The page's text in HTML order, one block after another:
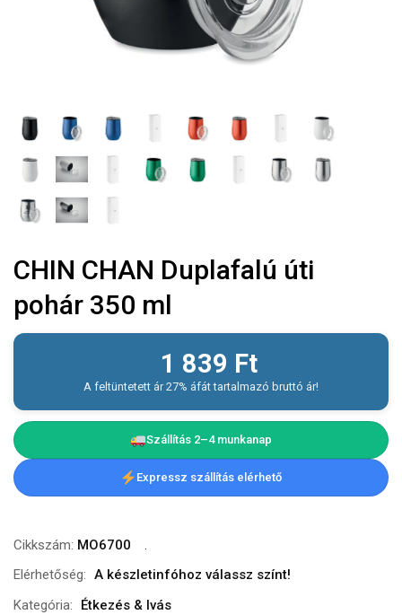
CHIN CHAN Duplafalú úti
pohár 350 ml
1 839 Ft
A feltüntetett ár 27% áfát tartalmazó bruttó ár!
Szállítás 2–4 munkanap
Expressz szállítás elérhető
Cikkszám: MO6700
Elérhetőség: A készletinfóhoz válassz színt!
Kategória:
Étkezés & Ivás